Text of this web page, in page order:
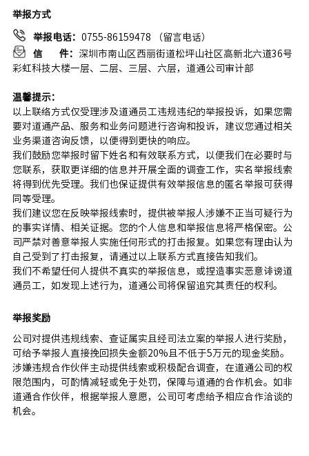
举报方式
举报电话： 0755-86159478 （留言电话）
信 件： 深圳市南山区西丽街道松坪山社区高新北六道36号
彩虹科技大楼一层、二层、三层、六层 ，道通公司审计部
温馨提示：
以上联络方式仅受理涉及道通员工违规违纪的举报投诉，如果您需
要对道通产品、服务和业务问题进行咨询和投诉，建议您通过相关
业务渠道咨询反馈，以便得到更快的响应。
我们鼓励您举报时留下姓名和有效联系方式，以便我们在必要时与
您联系，获取更详细的信息并开展全面的调查工作，实名举报线索
将得到优先受理。我们也保证提供有效举报信息的匿名举报可获得
同等受理。
我们建议您在反映举报线索时，提供被举报人涉嫌不正当可疑行为
的事实详情、相关证据。您的个人信息和举报信息将严格保密。公
司严禁对善意举报人实施任何形式的打击报复。如果您有理由认为
自己受到了打击报复，请通过以上联系方式直接告知我们。
我们不希望任何人提供不真实的举报信息，或捏造事实恶意诽谤道
通员工，如发现上述行为，道通公司将保留追究其责任的权利。
举报奖励
公司对提供违规线索、查证属实且经司法立案的举报人进行奖励，
可给予举报人直接挽回损失金额20%且不低于5万元的现金奖励。
涉嫌违规合作伙伴主动提供线索或积极配合调查，在道通公司的权
限范围内，可酌情减轻或免于处罚，保障与道通的合作机会。如非
道通合作伙伴，根据举报人意愿，公司可考虑给予相应合作洽谈的
机会。